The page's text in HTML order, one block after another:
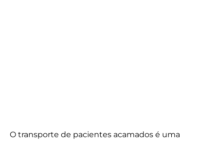
O transporte de pacientes acamados é uma